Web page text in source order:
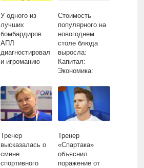
У одного из
лучших
бомбардиров
АПЛ
диагностировал
и игроманию
Стоимость
популярного на
новогоднем
столе блюда
выросла:
Капитал:
Экономика:
Тренер
высказалась о
смене
спортивного
Тренер
«Спартака»
объяснил
поражение от